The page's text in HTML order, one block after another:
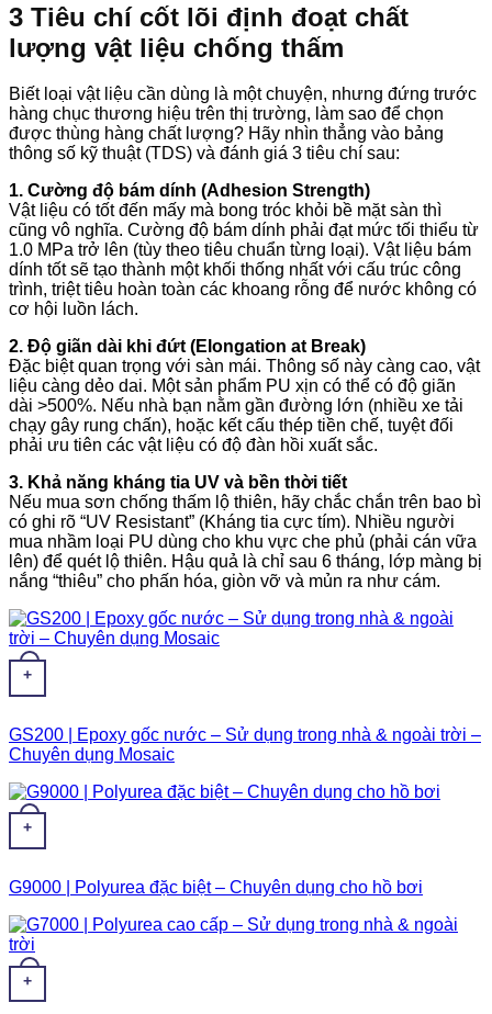
3 Tiêu chí cốt lõi định đoạt chất
lượng vật liệu chống thấm
Biết loại vật liệu cần dùng là một chuyện, nhưng đứng trước
hàng chục thương hiệu trên thị trường, làm sao để chọn
được thùng hàng chất lượng? Hãy nhìn thẳng vào bảng
thông số kỹ thuật (TDS) và đánh giá 3 tiêu chí sau:
1. Cường độ bám dính (Adhesion Strength)
Vật liệu có tốt đến mấy mà bong tróc khỏi bề mặt sàn thì
cũng vô nghĩa. Cường độ bám dính phải đạt mức tối thiểu từ
1.0 MPa trở lên (tùy theo tiêu chuẩn từng loại). Vật liệu bám
dính tốt sẽ tạo thành một khối thống nhất với cấu trúc công
trình, triệt tiêu hoàn toàn các khoang rỗng để nước không có
cơ hội luồn lách.
2. Độ giãn dài khi đứt (Elongation at Break)
Đặc biệt quan trọng với sàn mái. Thông số này càng cao, vật
liệu càng dẻo dai. Một sản phẩm PU xịn có thể có độ giãn
dài >500%. Nếu nhà bạn nằm gần đường lớn (nhiều xe tải
chạy gây rung chấn), hoặc kết cấu thép tiền chế, tuyệt đối
phải ưu tiên các vật liệu có độ đàn hồi xuất sắc.
3. Khả năng kháng tia UV và bền thời tiết
Nếu mua sơn chống thấm lộ thiên, hãy chắc chắn trên bao bì
có ghi rõ “UV Resistant” (Kháng tia cực tím). Nhiều người
mua nhầm loại PU dùng cho khu vực che phủ (phải cán vữa
lên) để quét lộ thiên. Hậu quả là chỉ sau 6 tháng, lớp màng bị
nắng “thiêu” cho phấn hóa, giòn vỡ và mủn ra như cám.
+
GS200 | Epoxy gốc nước – Sử dụng trong nhà & ngoài trời –
Chuyên dụng Mosaic
+
G9000 | Polyurea đặc biệt – Chuyên dụng cho hồ bơi
+